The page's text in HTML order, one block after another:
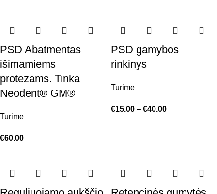
PSD Abatmentas
išimamiems
protezams. Tinka
Neodent® GM®
Turime
€60.00
PSD gamybos
rinkinys
Turime
€15.00 – €40.00